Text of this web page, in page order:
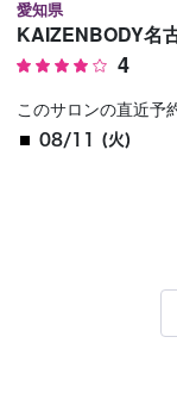
愛知県
KAIZENBODY名
4
このサロンの直近予
08/11 (火)